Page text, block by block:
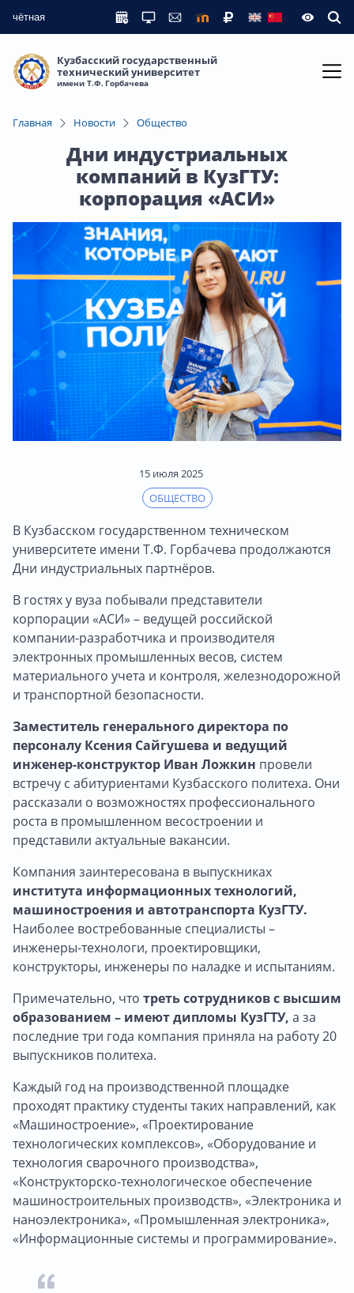
чётная
Кузбасский государственный
технический университет
имени Т.Ф. Горбачева
Главная Новости Общество
Дни индустриальных
компаний в КузГТУ:
корпорация «АСИ»
15 июля 2025
ОБЩЕСТВО
В Кузбасском государственном техническом
университете имени Т.Ф. Горбачева продолжаются
Дни индустриальных партнёров.
В гостях у вуза побывали представители
корпорации «АСИ» – ведущей российской
компании-разработчика и производителя
электронных промышленных весов, систем
материального учета и контроля, железнодорожной
и транспортной безопасности.
Заместитель генерального директора по
персоналу Ксения Сайгушева и ведущий
инженер-конструктор Иван Ложкин провели
встречу с абитуриентами Кузбасского политеха. Они
рассказали о возможностях профессионального
роста в промышленном весостроении и
представили актуальные вакансии.
Компания заинтересована в выпускниках
института информационных технологий,
машиностроения и автотранспорта КузГТУ.
Наиболее востребованные специалисты –
инженеры-технологи, проектировщики,
конструкторы, инженеры по наладке и испытаниям.
Примечательно, что треть сотрудников с высшим
образованием – имеют дипломы КузГТУ, а за
последние три года компания приняла на работу 20
выпускников политеха.
Каждый год на производственной площадке
проходят практику студенты таких направлений, как
«Машиностроение», «Проектирование
технологических комплексов», «Оборудование и
технология сварочного производства»,
«Конструкторско-технологическое обеспечение
машиностроительных производств», «Электроника и
наноэлектроника», «Промышленная электроника»,
«Информационные системы и программирование».